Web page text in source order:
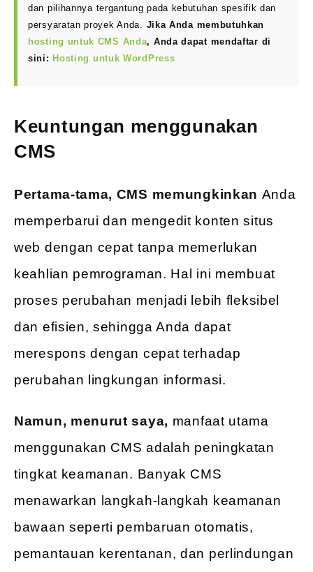
dan pilihannya tergantung pada kebutuhan spesifik dan
persyaratan proyek Anda. Jika Anda membutuhkan
hosting untuk CMS Anda, Anda dapat mendaftar di
sini: Hosting untuk WordPress
Keuntungan menggunakan
CMS
Pertama-tama, CMS memungkinkan Anda
memperbarui dan mengedit konten situs
web dengan cepat tanpa memerlukan
keahlian pemrograman. Hal ini membuat
proses perubahan menjadi lebih fleksibel
dan efisien, sehingga Anda dapat
merespons dengan cepat terhadap
perubahan lingkungan informasi.
Namun, menurut saya, manfaat utama
menggunakan CMS adalah peningkatan
tingkat keamanan. Banyak CMS
menawarkan langkah-langkah keamanan
bawaan seperti pembaruan otomatis,
pemantauan kerentanan, dan perlindungan